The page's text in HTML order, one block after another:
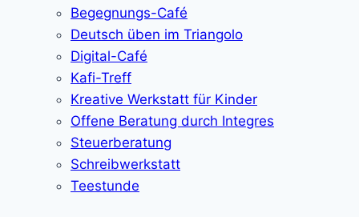
Begegnungs-Café
Deutsch üben im Triangolo
Digital-Café
Kafi-Treff
Kreative Werkstatt für Kinder
Offene Beratung durch Integres
Steuerberatung
Schreibwerkstatt
Teestunde